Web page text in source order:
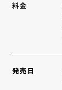
料金
発売日